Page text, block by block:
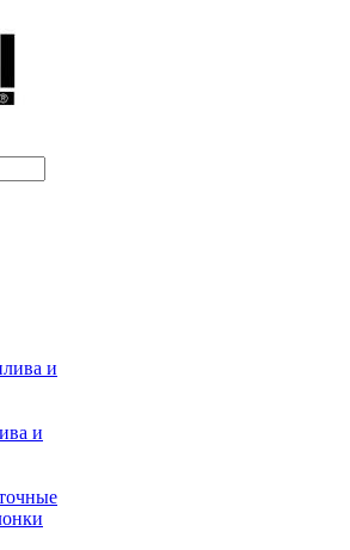
и
и